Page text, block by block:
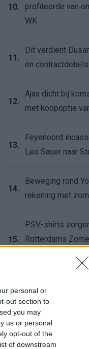
personal or
out section to
you may
us or personal
opt-out of the
of downstream
10.
profiteerde van
WK
11.
Dit verdient
en contractdetails
12.
Ajax dicht bij
met koopoptie
13.
Feyenoord
Leo Sauer naar
14.
Beweging rond
rekening met
15.
PSV-shirts
Rotterdams
16.
Feyenoord zet
Ueda en Hadj
17.
Ajax helpt
afgeknipte